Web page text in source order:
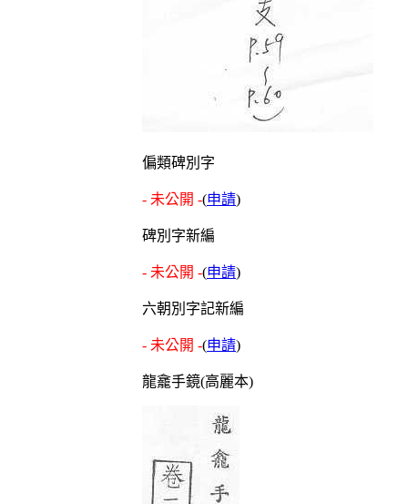
偏類碑別字
- 未公開 -(申請)
碑別字新編
- 未公開 -(申請)
六朝別字記新編
- 未公開 -(申請)
龍龕手鏡(高麗本)